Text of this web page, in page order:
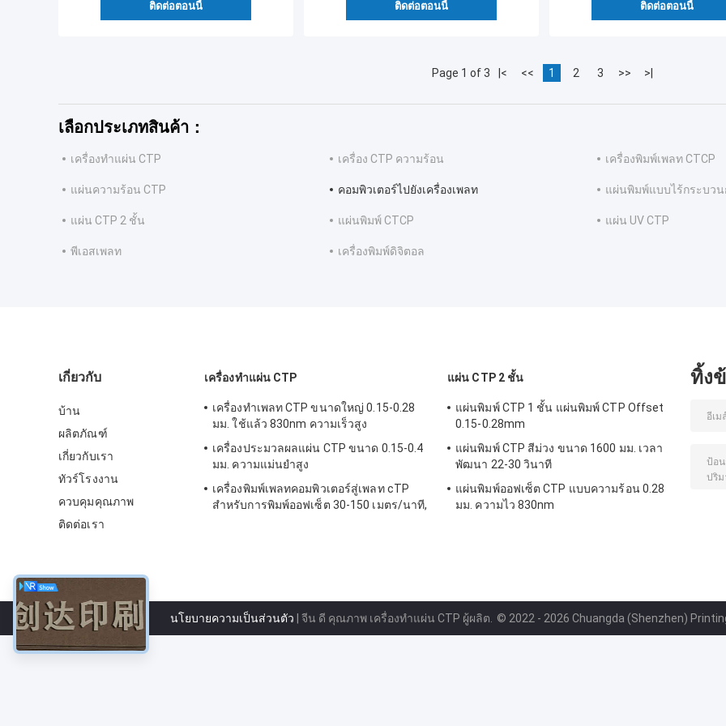
ติดต่อตอนนี้ ติดต่อตอนนี้ ติดต่อตอนนี้
Page 1 of 3 |< << 1 2 3 >> >|
เลือกประเภทสินค้า：
เครื่องทําแผ่น CTP เครื่อง CTP ความร้อน เครื่องพิมพ์เพลท CTCP
แผ่นความร้อน CTP คอมพิวเตอร์ไปยังเครื่องเพลท แผ่นพิมพ์แบบไร้กระบวน
แผ่น CTP 2 ชั้น แผ่นพิมพ์ CTCP แผ่น UV CTP
พีเอสเพลท เครื่องพิมพ์ดิจิตอล
เกี่ยวกับ
บ้าน
ผลิตภัณฑ์
เกี่ยวกับเรา
ทัวร์โรงงาน
ควบคุมคุณภาพ
ติดต่อเรา
เครื่องทําแผ่น CTP
เครื่องทำเพลท CTP ขนาดใหญ่ 0.15-0.28
มม. ใช้แล้ว 830nm ความเร็วสูง
เครื่องประมวลผลแผ่น CTP ขนาด 0.15-0.4
มม. ความแม่นยำสูง
เครื่องพิมพ์เพลทคอมพิวเตอร์สู่เพลท cTP
สำหรับการพิมพ์ออฟเซ็ต 30-150 เมตร/นาที,
แผ่น CTP 2 ชั้น
แผ่นพิมพ์ CTP 1 ชั้น แผ่นพิมพ์ CTP Offset
0.15-0.28mm
แผ่นพิมพ์ CTP สีม่วง ขนาด 1600 มม. เวลา
พัฒนา 22-30 วินาที
แผ่นพิมพ์ออฟเซ็ต CTP แบบความร้อน 0.28
มม. ความไว 830nm
ทิ้ง
นโยบายความเป็นส่วนตัว | จีน ดี คุณภาพ เครื่องทําแผ่น CTP ผู้ผลิต. © 2022 - 2026 Chuangda (Shenzhen)